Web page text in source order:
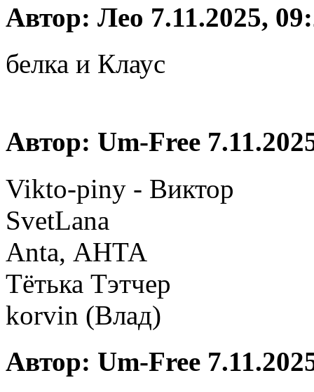
Автор: Лео 7.11.2025,
белка и Клаус
Автор: Um-Free
Vikto-piny - Виктор
SvetLana
Anta, АНТА
Тётька Тэтчер
korvin (Влад)
Автор: Um-Free